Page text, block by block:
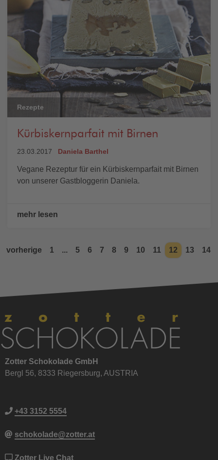
Rezepte
Kürbiskernparfait mit Birnen
23.03.2017 Daniela Barthel
Vegane Rezeptur für ein Kürbiskernparfait mit Birnen
von unserer Gastbloggerin Daniela.
mehr lesen
vorherige 1 ... 5 6 7 8 9 10 11 12 13 14
Zotter Schokolade GmbH
Bergl 56, 8333 Riegersburg, AUSTRIA
+43 3152 5554
schokolade@zotter.at
Zotter Live Chat